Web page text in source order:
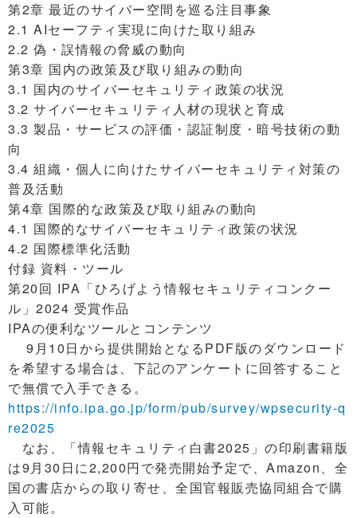
第2章 最近のサイバー空間を巡る注目事象
2.1 AIセーフティ実現に向けた取り組み
2.2 偽・誤情報の脅威の動向
第3章 国内の政策及び取り組みの動向
3.1 国内のサイバーセキュリティ政策の状況
3.2 サイバーセキュリティ人材の現状と育成
3.3 製品・サービスの評価・認証制度・暗号技術の動
向
3.4 組織・個人に向けたサイバーセキュリティ対策の
普及活動
第4章 国際的な政策及び取り組みの動向
4.1 国際的なサイバーセキュリティ政策の状況
4.2 国際標準化活動
付録 資料・ツール
第20回 IPA「ひろげよう情報セキュリティコンクー
ル」2024 受賞作品
IPAの便利なツールとコンテンツ
9月10日から提供開始となるPDF版のダウンロード
を希望する場合は、下記のアンケートに回答すること
で無償で入手できる。
https://info.ipa.go.jp/form/pub/survey/wpsecurity-q
re2025
なお、「情報セキュリティ白書2025」の印刷書籍版
は9月30日に2,200円で発売開始予定で、Amazon、全
国の書店からの取り寄せ、全国官報販売協同組合で購
入可能。